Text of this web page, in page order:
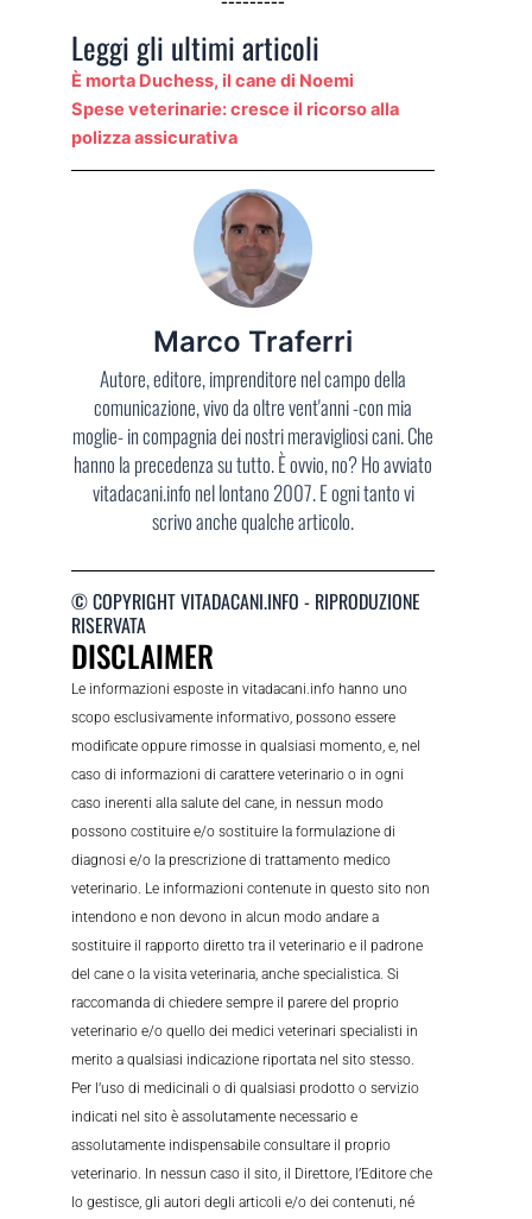
Leggi gli ultimi articoli
È morta Duchess, il cane di Noemi
Spese veterinarie: cresce il ricorso alla
polizza assicurativa
Marco Traferri
Autore, editore, imprenditore nel campo della
comunicazione, vivo da oltre vent'anni -con mia
moglie- in compagnia dei nostri meravigliosi cani. Che
hanno la precedenza su tutto. È ovvio, no? Ho avviato
vitadacani.info nel lontano 2007. E ogni tanto vi
scrivo anche qualche articolo.
© COPYRIGHT VITADACANI.INFO - RIPRODUZIONE
RISERVATA
DISCLAIMER
Le informazioni esposte in vitadacani.info hanno uno
scopo esclusivamente informativo, possono essere
modificate oppure rimosse in qualsiasi momento, e, nel
caso di informazioni di carattere veterinario o in ogni
caso inerenti alla salute del cane, in nessun modo
possono costituire e/o sostituire la formulazione di
diagnosi e/o la prescrizione di trattamento medico
veterinario. Le informazioni contenute in questo sito non
intendono e non devono in alcun modo andare a
sostituire il rapporto diretto tra il veterinario e il padrone
del cane o la visita veterinaria, anche specialistica. Si
raccomanda di chiedere sempre il parere del proprio
veterinario e/o quello dei medici veterinari specialisti in
merito a qualsiasi indicazione riportata nel sito stesso.
Per l’uso di medicinali o di qualsiasi prodotto o servizio
indicati nel sito è assolutamente necessario e
assolutamente indispensabile consultare il proprio
veterinario. In nessun caso il sito, il Direttore, l’Editore che
lo gestisce, gli autori degli articoli e/o dei contenuti, né